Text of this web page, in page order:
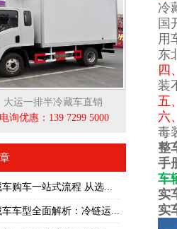
大运一排半冷藏车直销
询优惠：139 7299 5000
购车一站式流程 从选...
车型全面解析：冷链运...
冷
国
用
东
四
装
五
六
毒
整
手
车
实
实